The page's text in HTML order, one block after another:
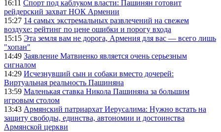
16:11 Спорт под каблуком власти: Пашинян готовит
рейдерский захват НОК Армении
15:27 14 самых экстремальных развлечений на свежем
воздухе: рейтинг по цене ошибки и порогу входа
15:15 Эта земля вам не дорога, Армения для вас — всего лишь
"хопан"
14:49 Заявление Матвиенко является очень серьезным
сигналом
14:29 Исчезнувший сын и собаки вместо дочерей:
Виртуальная реальность Пашиняна
13:59 Маленькая ставка Никола Пашиняна за большим
игровым столом
13:43 Армянский патриархат Иерусалима: Нужно встать на
защиту свободы, единства, автономии и достоинства
Армянской церкви